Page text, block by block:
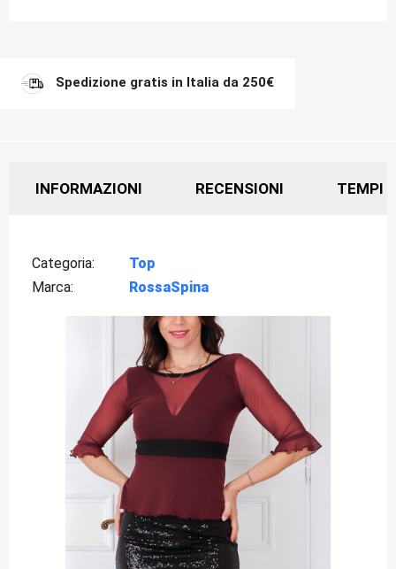
Spedizione gratis in Italia da 250€
INFORMAZIONI RECENSIONI TEMPI
Categoria
Top
Marca
RossaSpina